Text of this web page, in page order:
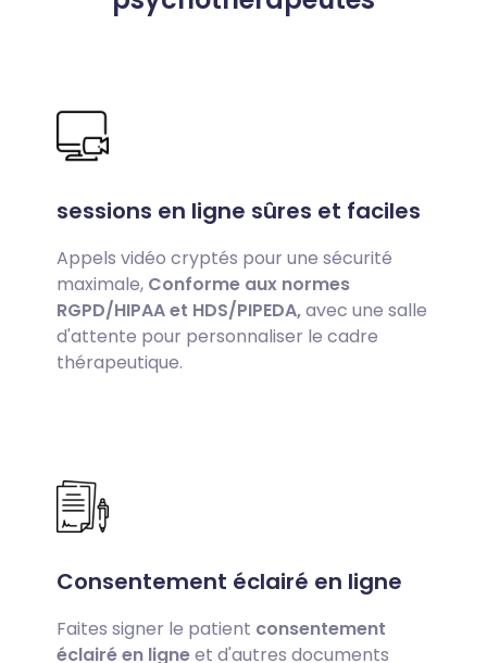
sessions en ligne sûres et faciles
Appels vidéo cryptés pour une sécurité
maximale, Conforme aux normes
RGPD/HIPAA et HDS/PIPEDA,avec une salle
d'attente pour personnaliser le cadre
thérapeutique.
Consentement éclairé en ligne
Faites signer le patient consentement
éclairé en ligneet d'autres documents